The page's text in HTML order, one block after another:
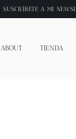
SUSCRÍBETE A MI
ABOUT TIENDA